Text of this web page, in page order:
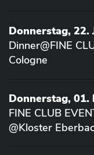
Donnerstag, 22.
Dinner@FINE
Cologne
Donnerstag, 01.
FINE CLUB
@Kloster